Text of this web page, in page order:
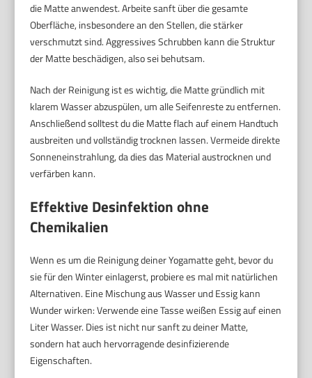
die Matte anwendest. Arbeite sanft über die gesamte
Oberfläche, insbesondere an den Stellen, die stärker
verschmutzt sind. Aggressives Schrubben kann die Struktur
der Matte beschädigen, also sei behutsam.
Nach der Reinigung ist es wichtig, die Matte gründlich mit
klarem Wasser abzuspülen, um alle Seifenreste zu entfernen.
Anschließend solltest du die Matte flach auf einem Handtuch
ausbreiten und vollständig trocknen lassen. Vermeide direkte
Sonneneinstrahlung, da dies das Material austrocknen und
verfärben kann.
Effektive Desinfektion ohne
Chemikalien
Wenn es um die Reinigung deiner Yogamatte geht, bevor du
sie für den Winter einlagerst, probiere es mal mit natürlichen
Alternativen. Eine Mischung aus Wasser und Essig kann
Wunder wirken: Verwende eine Tasse weißen Essig auf einen
Liter Wasser. Dies ist nicht nur sanft zu deiner Matte,
sondern hat auch hervorragende desinfizierende
Eigenschaften.